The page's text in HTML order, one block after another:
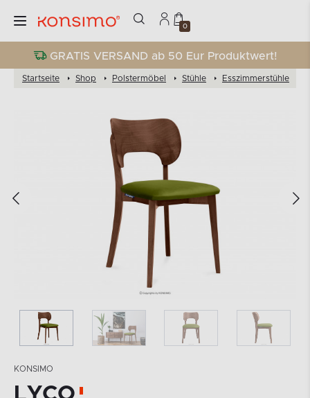
0
GRATIS VERSAND ab 50 Eur Produktwert!
Startseite Shop Polstermöbel Stühle Esszimmerstühle
KONSIMO